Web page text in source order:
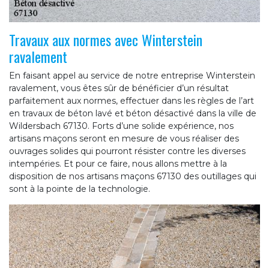
Travaux aux normes avec Winterstein
ravalement
En faisant appel au service de notre entreprise Winterstein
ravalement, vous êtes sûr de bénéficier d’un résultat
parfaitement aux normes, effectuer dans les règles de l’art
en travaux de béton lavé et béton désactivé dans la ville de
Wildersbach 67130. Forts d’une solide expérience, nos
artisans maçons seront en mesure de vous réaliser des
ouvrages solides qui pourront résister contre les diverses
intempéries. Et pour ce faire, nous allons mettre à la
disposition de nos artisans maçons 67130 des outillages qui
sont à la pointe de la technologie.